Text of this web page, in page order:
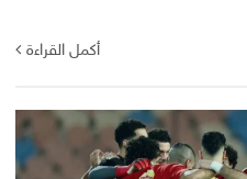
أكمل القراءة